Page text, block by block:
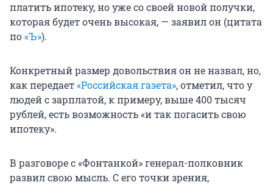
платить ипотеку, но уже со своей новой получки,
которая будет очень высокая, — заявил он (цитата
по«Ъ»).
Конкретный размер довольствия он не назвал, но,
как передает«Российская газета», отметил, что у
людей с зарплатой, к примеру, выше 400 тысяч
рублей, есть возможность «и так погасить свою
ипотеку».
В разговоре с «Фонтанкой» генерал-полковник
развил свою мысль. С его точки зрения,